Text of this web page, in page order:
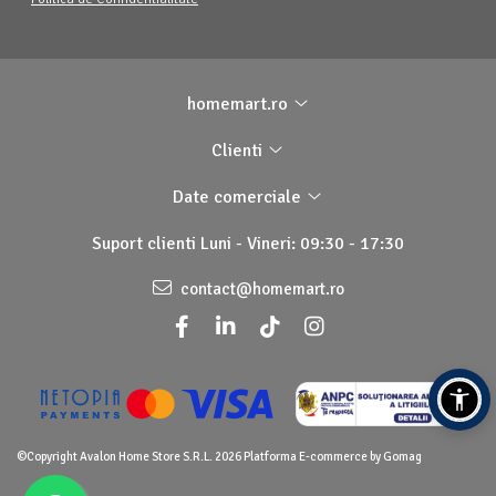
homemart.ro
Clienti
Date comerciale
Suport clienti Luni - Vineri: 09:30 - 17:30
contact@homemart.ro
©Copyright Avalon Home Store S.R.L. 2026 Platforma E-commerce by Gomag